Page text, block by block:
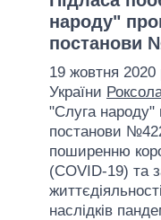
народу"
постанови
19 жовтня 2020
України
"Слуга народу"
постанови
поширенню
(COVID-19) та
наслідків